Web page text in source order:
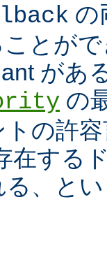
の
とが
があ
の
の許
在する
、と